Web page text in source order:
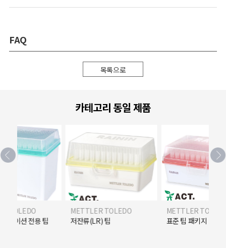
FAQ
목록으로
카테고리 동일 제품
TOLEDO
케이션 전용 팁
METTLER TOLEDO
저잔류(LR) 팁
METTLER
표준 팁 패키지